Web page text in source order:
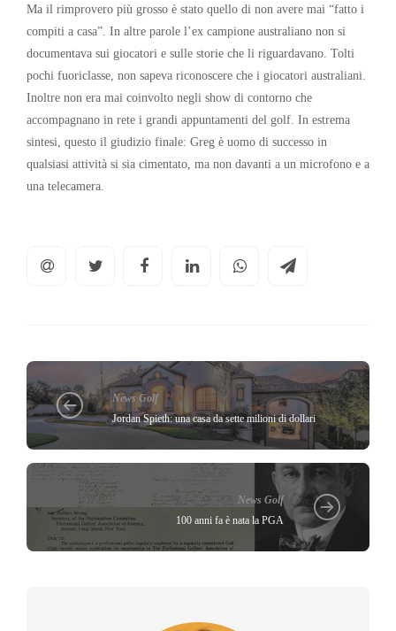
Ma il rimprovero più grosso è stato quello di non avere mai “fatto i
compiti a casa”. In altre parole l’ex campione australiano non si
documentava sui giocatori e sulle storie che li riguardavano. Tolti
pochi fuoriclasse, non sapeva riconoscere che i giocatori australiani.
Inoltre non era mai coinvolto negli show di contorno che
accompagnano in rete i grandi appuntamenti del golf. In estrema
sintesi, questo il giudizio finale: Greg è uomo di successo in
qualsiasi attività si sia cimentato, ma non davanti a un microfono e a
una telecamera.
News Golf
Jordan Spieth: una casa da sette milioni di dollari
News Golf
100 anni fa è nata la PGA